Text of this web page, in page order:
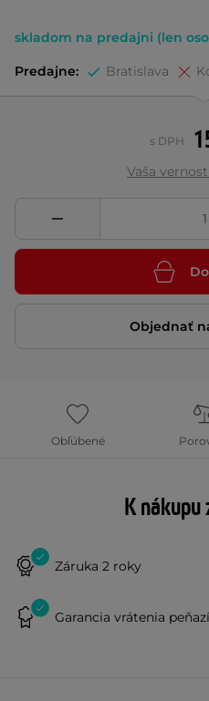
skladom na predajni (len
Predajne: Bratislava
s DPH
Vaša
Objednať
Obľúbené
K
Záruka 2 roky
Garancia vrátenia peňazí